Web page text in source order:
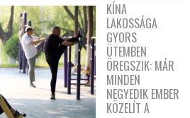
KÍNA
LAKOSSÁGA
GYORS
ÜTEMBEN
ÖREGSZIK: MÁR
MINDEN
NEGYEDIK EMBER
KÖZELÍT A